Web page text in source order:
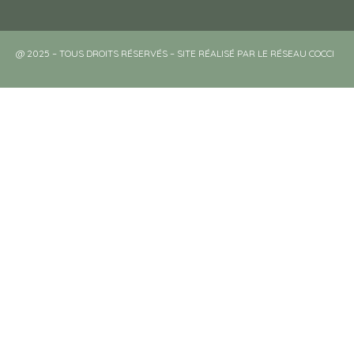
@ 2025 – TOUS DROITS RÉSERVÉS – SITE RÉALISÉ PAR LE RÉSEAU COCCI